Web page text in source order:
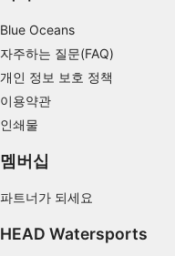
Blue Oceans
자주하는 질문(FAQ)
개인 정보 보호 정책
이용약관
인쇄물
멤버십
파트너가 되세요
HEAD Watersports
Understand audiences
combinations of data
Develop and improve
Use limited data to
IAB 특별 기능:
actively requested